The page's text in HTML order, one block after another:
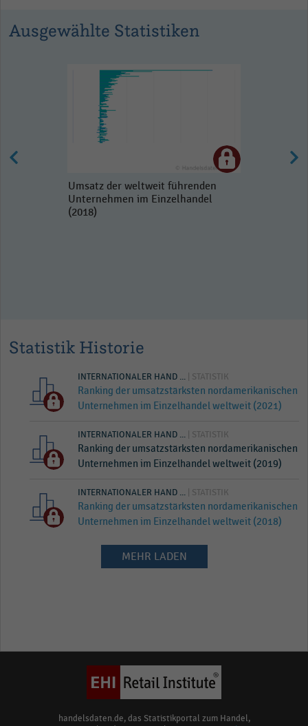
Ausgewählte Statistiken
Umsatz der weltweit führenden
Unternehmen im Einzelhandel
(2018)
Statistik Historie
INTERNATIONALER HAND ... | STATISTIK
Ranking der umsatzstärksten nordamerikanischen
Unternehmen im Einzelhandel weltweit (2021)
INTERNATIONALER HAND ... | STATISTIK
Ranking der umsatzstärksten nordamerikanischen
Unternehmen im Einzelhandel weltweit (2019)
INTERNATIONALER HAND ... | STATISTIK
Ranking der umsatzstärksten nordamerikanischen
Unternehmen im Einzelhandel weltweit (2018)
MEHR LADEN
handelsdaten.de, das Statistikportal zum Handel,